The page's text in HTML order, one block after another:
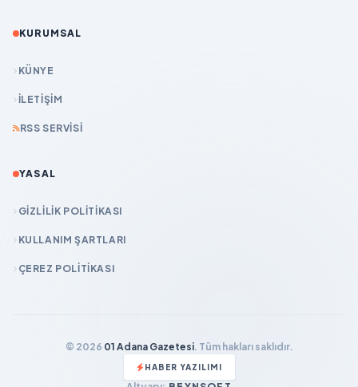
KURUMSAL
KÜNYE
İLETIŞIM
RSS SERVISI
YASAL
GIZLILIK POLITIKASI
KULLANIM ŞARTLARI
ÇEREZ POLITIKASI
© 2026 01 Adana Gazetesi. Tüm hakları saklıdır.
HABER YAZILIMI